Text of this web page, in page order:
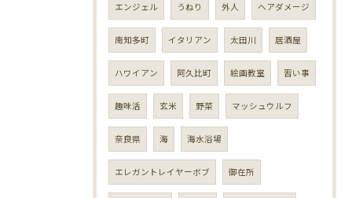
エンジェル うねり 外人 ヘアダメージ
南知多町 イタリアン 太田川 居酒屋
ハワイアン 阿久比町 絵画教室 習い事
趣味活 玄米 野菜 マッシュウルフ
奈良県 海 海水浴場
エレガントレイヤーボブ 御在所